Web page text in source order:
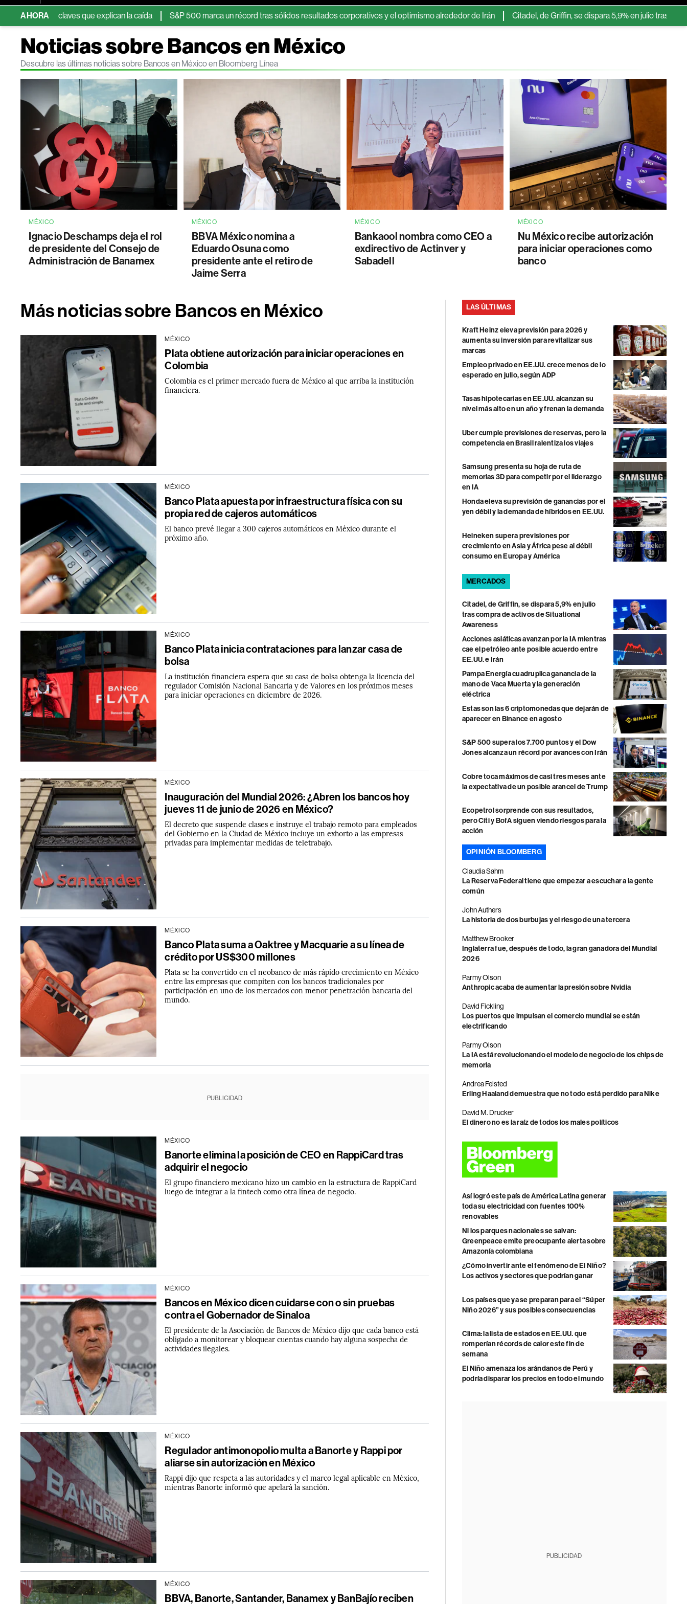
AHORA
claves que explican la caída S&P 500 marca un récord tras sólidos resultados corporativos y el optimismo alrededor de Irán Citadel, de Griffin, se dispara 5,9% en julio tras compra de
Noticias sobre Bancos en México
Descubre las últimas noticias sobre Bancos en México en Bloomberg Línea
MÉXICO
Ignacio Deschamps deja el rol
de presidente del Consejo de
Administración de Banamex
MÉXICO
BBVA México nomina a
Eduardo Osuna como
presidente ante el retiro de
Jaime Serra
MÉXICO
Bankaool nombra como CEO a
exdirectivo de Actinver y
Sabadell
MÉXICO
Nu México recibe autorización
para iniciar operaciones como
banco
Más noticias sobre Bancos en México
MÉXICO
Plata obtiene autorización para iniciar operaciones en
Colombia
Colombia es el primer mercado fuera de México al que arriba la institución
financiera.
MÉXICO
Banco Plata apuesta por infraestructura física con su
propia red de cajeros automáticos
El banco prevé llegar a 300 cajeros automáticos en México durante el
próximo año.
MÉXICO
Banco Plata inicia contrataciones para lanzar casa de
bolsa
La institución financiera espera que su casa de bolsa obtenga la licencia del
regulador Comisión Nacional Bancaria y de Valores en los próximos meses
para iniciar operaciones en diciembre de 2026.
MÉXICO
Inauguración del Mundial 2026: ¿Abren los bancos hoy
jueves 11 de junio de 2026 en México?
El decreto que suspende clases e instruye el trabajo remoto para empleados
del Gobierno en la Ciudad de México incluye un exhorto a las empresas
privadas para implementar medidas de teletrabajo.
MÉXICO
Banco Plata suma a Oaktree y Macquarie a su línea de
crédito por US$300 millones
Plata se ha convertido en el neobanco de más rápido crecimiento en México
entre las empresas que compiten con los bancos tradicionales por
participación en uno de los mercados con menor penetración bancaria del
mundo.
PUBLICIDAD
MÉXICO
Banorte elimina la posición de CEO en RappiCard tras
adquirir el negocio
El grupo financiero mexicano hizo un cambio en la estructura de RappiCard
luego de integrar a la fintech como otra línea de negocio.
MÉXICO
Bancos en México dicen cuidarse con o sin pruebas
contra el Gobernador de Sinaloa
El presidente de la Asociación de Bancos de México dijo que cada banco está
obligado a monitorear y bloquear cuentas cuando hay alguna sospecha de
actividades ilegales.
MÉXICO
Regulador antimonopolio multa a Banorte y Rappi por
aliarse sin autorización en México
Rappi dijo que respeta a las autoridades y el marco legal aplicable en México,
mientras Banorte informó que apelará la sanción.
MÉXICO
BBVA, Banorte, Santander, Banamex y BanBajío reciben
LAS ÚLTIMAS
Kraft Heinz eleva previsión para 2026 y
aumenta su inversión para revitalizar sus
marcas
Empleo privado en EE.UU. crece menos de lo
esperado en julio, según ADP
Tasas hipotecarias en EE.UU. alcanzan su
nivel más alto en un año y frenan la demanda
Uber cumple previsiones de reservas, pero la
competencia en Brasil ralentiza los viajes
Samsung presenta su hoja de ruta de
memorias 3D para competir por el liderazgo
en IA
Honda eleva su previsión de ganancias por el
yen débil y la demanda de híbridos en EE.UU.
Heineken supera previsiones por
crecimiento en Asia y África pese al débil
consumo en Europa y América
MERCADOS
Citadel, de Griffin, se dispara 5,9% en julio
tras compra de activos de Situational
Awareness
Acciones asiáticas avanzan por la IA mientras
cae el petróleo ante posible acuerdo entre
EE.UU. e Irán
Pampa Energía cuadruplica ganancia de la
mano de Vaca Muerta y la generación
eléctrica
Estas son las 6 criptomonedas que dejarán de
aparecer en Binance en agosto
S&P 500 supera los 7.700 puntos y el Dow
Jones alcanza un récord por avances con Irán
Cobre toca máximos de casi tres meses ante
la expectativa de un posible arancel de Trump
Ecopetrol sorprende con sus resultados,
pero Citi y BofA siguen viendo riesgos para la
acción
OPINIÓN BLOOMBERG
Claudia Sahm
La Reserva Federal tiene que empezar a escuchar a la gente
común
John Authers
La historia de dos burbujas y el riesgo de una tercera
Matthew Brooker
Inglaterra fue, después de todo, la gran ganadora del Mundial
2026
Parmy Olson
Anthropic acaba de aumentar la presión sobre Nvidia
David Fickling
Los puertos que impulsan el comercio mundial se están
electrificando
Parmy Olson
La IA está revolucionando el modelo de negocio de los chips de
memoria
Andrea Felsted
Erling Haaland demuestra que no todo está perdido para Nike
David M. Drucker
El dinero no es la raíz de todos los males políticos
Así logró este país de América Latina generar
toda su electricidad con fuentes 100%
renovables
Ni los parques nacionales se salvan:
Greenpeace emite preocupante alerta sobre
Amazonía colombiana
¿Cómo invertir ante el fenómeno de El Niño?
Los activos y sectores que podrían ganar
Los países que ya se preparan para el “Súper
Niño 2026” y sus posibles consecuencias
Clima: la lista de estados en EE.UU. que
romperían récords de calor este fin de
semana
El Niño amenaza los arándanos de Perú y
podría disparar los precios en todo el mundo
PUBLICIDAD